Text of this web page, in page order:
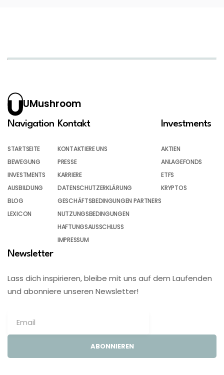
UMushroom
Navigation
STARTSEITE
BEWEGUNG
INVESTMENTS
AUSBILDUNG
BLOG
LEXICON
Kontakt
KONTAKTIERE UNS
PRESSE
KARRIERE
DATENSCHUTZERKLÄRUNG
GESCHÄFTSBEDINGUNGEN PARTNERS
NUTZUNGSBEDINGUNGEN
HAFTUNGSAUSSCHLUSS
IMPRESSUM
Investments
AKTIEN
ANLAGEFONDS
ETFS
KRYPTOS
Newsletter
Lass dich inspirieren, bleibe mit uns auf dem Laufenden
und abonniere unseren Newsletter!
ABONNIEREN